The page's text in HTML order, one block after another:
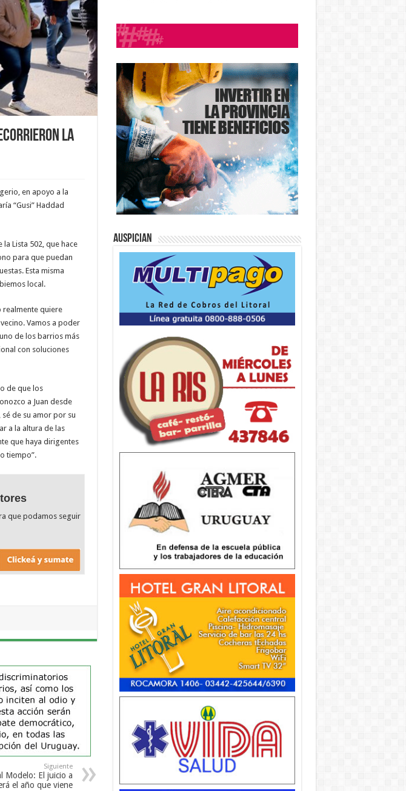
La
en apoyo a la
“Gusi” Haddad
Lista 502, que hace
para que puedan
Esta misma
local.
realmente quiere
Vamos a poder
de los barrios más
con soluciones
de que los
a Juan desde
de su amor por su
a la altura de las
que haya dirigentes
tiempo”.
que podamos seguir
Siguiente
Modelo: El juicio a
el año que viene
Auspician